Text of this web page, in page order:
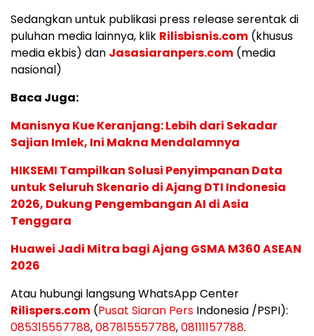
Sedangkan untuk publikasi press release serentak di
puluhan media lainnya, klik Rilisbisnis.com (khusus
media ekbis) dan Jasasiaranpers.com (media
nasional)
Baca Juga:
Manisnya Kue Keranjang: Lebih dari Sekadar
Sajian Imlek, Ini Makna Mendalamnya
HIKSEMI Tampilkan Solusi Penyimpanan Data
untuk Seluruh Skenario di Ajang DTI Indonesia
2026, Dukung Pengembangan AI di Asia
Tenggara
Huawei Jadi Mitra bagi Ajang GSMA M360 ASEAN
2026
Atau hubungi langsung WhatsApp Center
Rilispers.com (Pusat Siaran Pers Indonesia /PSPI):
085315557788,087815557788,08111157788.